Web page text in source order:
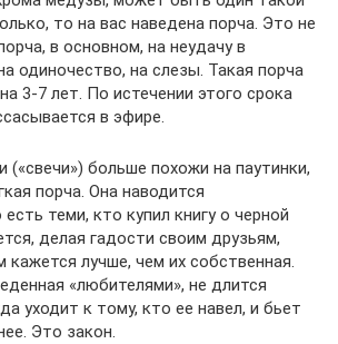
то на вас наведена порча. Это не
в основном, на неудачу в
одиночество, на слезы. Такая порча
3-7 лет. По истечении этого срока
в эфире.
(«свечи») больше похожи на паутинки,
порча. Она наводится
теми, кто купил книгу о черной
делая гадости своим друзьям,
лучше, чем их собственная.
«любителями», не длится
уходит к тому, кто ее навел, и бьет
Это закон.